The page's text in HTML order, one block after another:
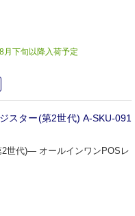
下旬以降入荷予定
スター(第2世代) A-SKU-091
2世代)― オールインワンPOSレ